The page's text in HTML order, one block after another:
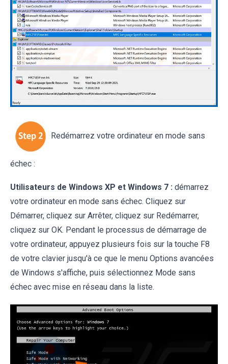
Redémarrez votre ordinateur en mode sans
échec :
Utilisateurs de Windows XP et Windows 7 : démarrez
votre ordinateur en mode sans échec. Cliquez sur
Démarrer, cliquez sur Arrêter, cliquez sur Redémarrer,
cliquez sur OK. Pendant le processus de démarrage de
votre ordinateur, appuyez plusieurs fois sur la touche F8
de votre clavier jusqu'à ce que le menu Options avancées
de Windows s'affiche, puis sélectionnez Mode sans
échec avec mise en réseau dans la liste.